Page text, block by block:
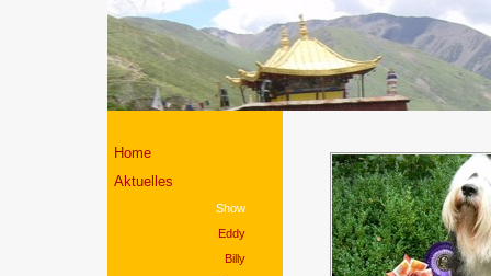
Home
Aktuelles
Show
Eddy
Billy
-->